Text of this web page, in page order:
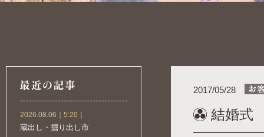
2026.08.06｜5:20｜
蔵出し・掘り出し市
2017/05/28
結婚式